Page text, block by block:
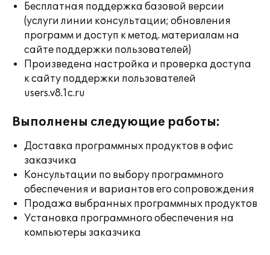
Бесплатная поддержка базовой версии
(услуги линии консультации; обновления
программ и доступ к метод. материалам на
сайте поддержки пользователей)
Произведена настройка и проверка доступа
к сайту поддержки пользователей
users.v8.1c.ru
Выполнены следующие работы:
Доставка программных продуктов в офис
заказчика
Консультации по выбору программного
обеспечения и вариантов его сопровождения
Продажа выбранных программных продуктов
Установка программного обеспечения на
компьютеры заказчика